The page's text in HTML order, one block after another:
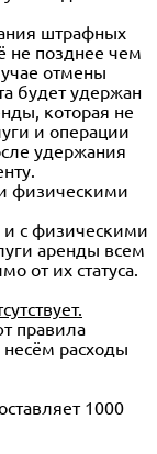
штрафных
не позднее чем
отмены
будет удержан
которая не
и операции
удержания
физическими
с физическими
аренды всем
от их статуса.
правила
расходы
1000